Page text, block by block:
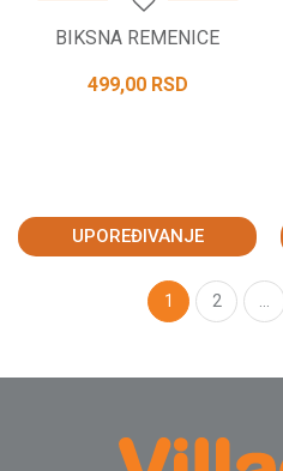
BIKSNA REMENICE
499,00 RSD
UPOREĐIVANJE
1 2